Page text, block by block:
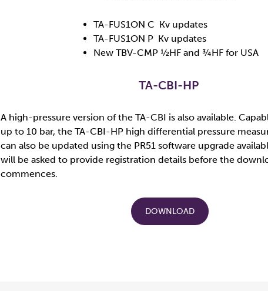
TA-FUS1ON C Kv updates
TA-FUS1ON P Kv updates
New TBV-CMP ½HF and ¾HF for USA
TA-CBI-HP ​
A high-pressure version of the TA-CBI is also available.
up to 10 bar, the TA-CBI-HP high differential pressure
can also be updated using the PR51 software upgrade
will be asked to provide registration details before the
commences.​
DOWNLOAD